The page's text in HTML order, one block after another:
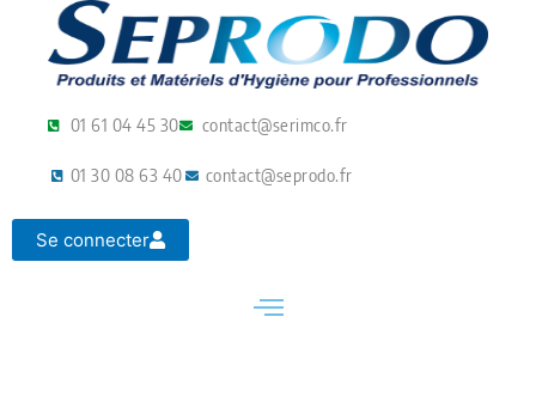
01 61 04 45 30 contact@serimco.fr
01 30 08 63 40 contact@seprodo.fr
Se connecter